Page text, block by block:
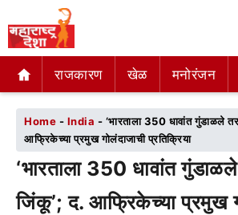
राजकारण खेळ मनोरंजन
राजकारण खेळ मनोरंजन
Home - India - ‘भारताला 350 धावांत गुंडाळले
आफ्रिकेच्या प्रमुख गोलंदाजाची प्रतिक्रिया
‘भारताला 350 धावांत
जिंकू’; द. आफ्रिकेच्या प्रमुख